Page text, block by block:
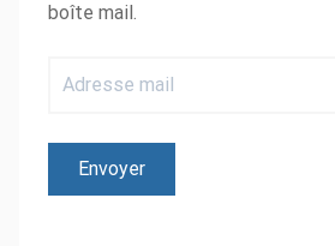
boîte mail.